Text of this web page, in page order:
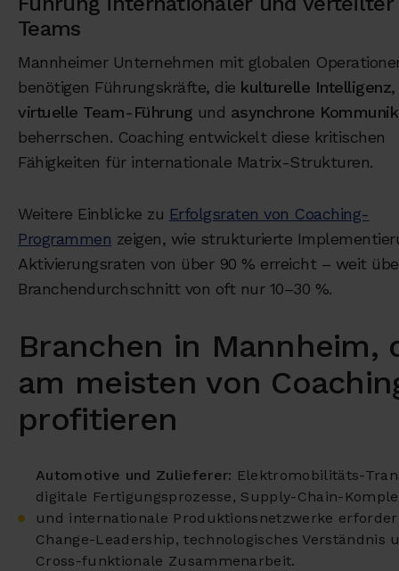
Teams
Mannheimer Unternehmen mit globalen
benötigen Führungskräfte, die kulturelle Intelligenz,
virtuelle Team-Führung und asynchrone
beherrschen. Coaching entwickelt diese kritischen
Fähigkeiten für internationale Matrix-Strukturen.
Weitere Einblicke zu Erfolgsraten von Coaching-
Programmen zeigen, wie strukturierte
Aktivierungsraten von über 90 % erreicht – weit
Branchendurchschnitt von oft nur 10–30 %.
Branchen in Mannheim,
am meisten von
profitieren
Automotive und Zulieferer: Elektromobilitäts-
digitale Fertigungsprozesse, Supply-Chain-
und internationale Produktionsnetzwerke
Change-Leadership, technologisches Verständnis
Cross-funktionale Zusammenarbeit.